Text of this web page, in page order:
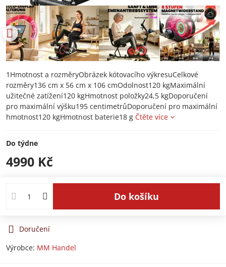
1Hmotnost a rozměryObrázek kótovacího výkresuCelkové
rozměry136 cm x 56 cm x 106 cmOdolnost120 kgMaximální
užitečné zatížení120 kgHmotnost položky24,5 kgDoporučení
pro maximální výšku195 centimetrůDoporučení pro maximální
hmotnost120 kgHmotnost baterie18 g Čtěte více
Do týdne
4990 Kč
Do košíku
Doručení
Výrobce: MM Handel